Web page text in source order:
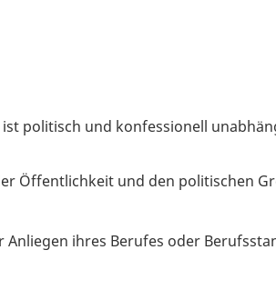
politisch und konfessionell
Öffentlichkeit und den politischen
ihres Berufes oder